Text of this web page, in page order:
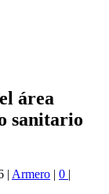
área
sanitario
| Armero | 0 |